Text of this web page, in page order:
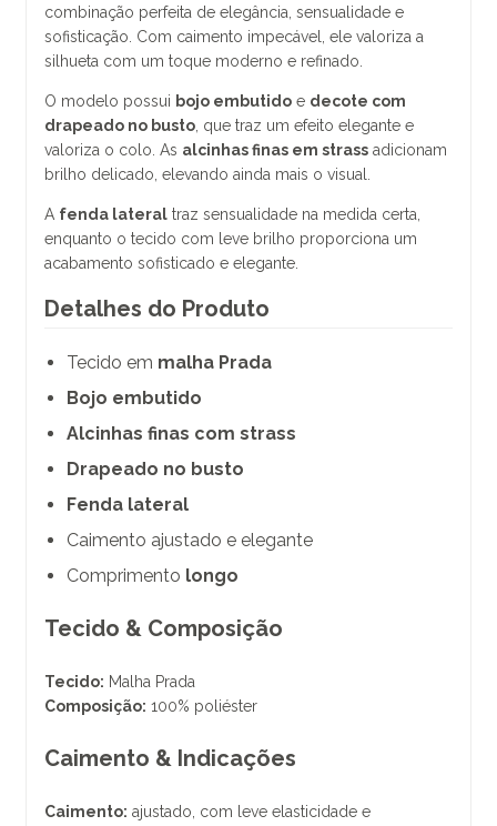
combinação perfeita de elegância, sensualidade e
sofisticação. Com caimento impecável, ele valoriza a
silhueta com um toque moderno e refinado.
O modelo possui bojo embutido e decote com
drapeado no busto , que traz um efeito elegante e
valoriza o colo. As alcinhas finas em strass adicionam
brilho delicado, elevando ainda mais o visual.
A fenda lateral traz sensualidade na medida certa,
enquanto o tecido com leve brilho proporciona um
acabamento sofisticado e elegante.
Detalhes do Produto
Tecido em malha Prada
Bojo embutido
Alcinhas finas com strass
Drapeado no busto
Fenda lateral
Caimento ajustado e elegante
Comprimento longo
Tecido & Composição
Tecido: Malha Prada
Composição: 100% poliéster
Caimento & Indicações
Caimento: ajustado, com leve elasticidade e